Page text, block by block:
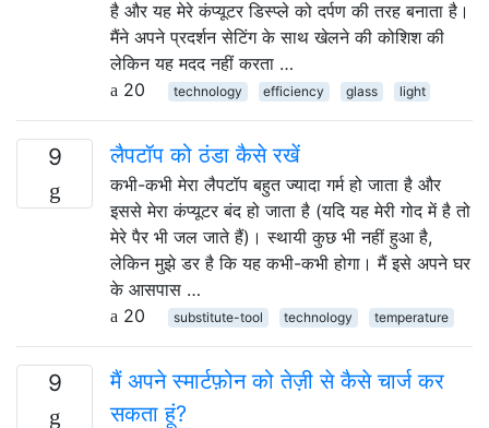
है और यह मेरे कंप्यूटर डिस्प्ले को दर्पण की तरह बनाता है।
मैंने अपने प्रदर्शन सेटिंग के साथ खेलने की कोशिश की
लेकिन यह मदद नहीं करता …
20
technology efficiency glass light
9 लैपटॉप को ठंडा कैसे रखें
कभी-कभी मेरा लैपटॉप बहुत ज्यादा गर्म हो जाता है और
इससे मेरा कंप्यूटर बंद हो जाता है (यदि यह मेरी गोद में है तो
मेरे पैर भी जल जाते हैं)। स्थायी कुछ भी नहीं हुआ है,
लेकिन मुझे डर है कि यह कभी-कभी होगा। मैं इसे अपने घर
के आसपास …
20
substitute-tool technology temperature
9
मैं अपने स्मार्टफ़ोन को तेज़ी से कैसे चार्ज कर
सकता हूं?